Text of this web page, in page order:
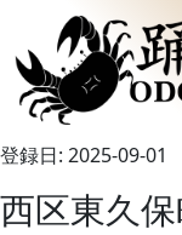
登録日: 2025-09-01
西区東久